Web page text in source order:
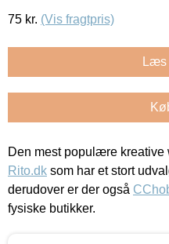
75 kr. (Vis fragtpris)
Læs
Den mest populære
Rito.dk som har et stort
derudover er der også
fysiske butikker.